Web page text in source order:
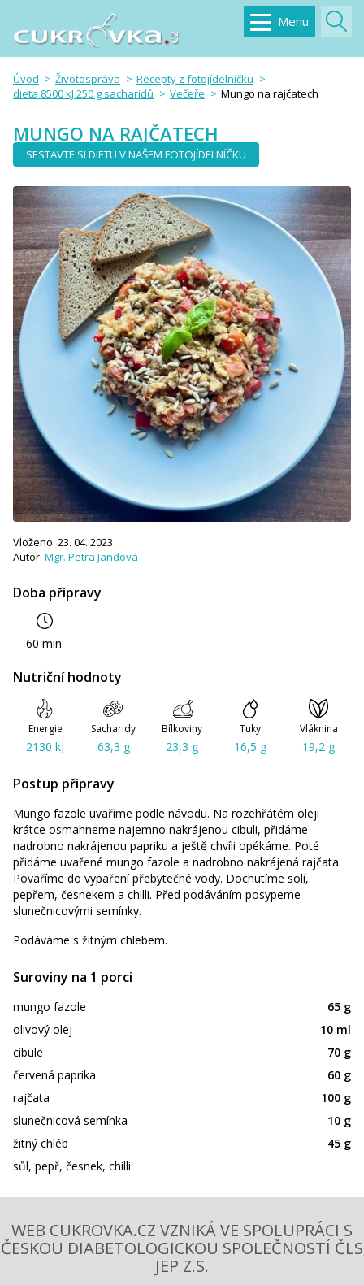
Menu
Úvod Životospráva
Recepty z fotojídelníčku
dieta 8500 kJ 250 g sacharidů
Večeře Mungo na rajčatech
MUNGO NA RAJČATECH
SESTAVTE SI DIETU V NAŠEM FOTOJÍDELNÍČKU
Doba přípravy
60 min.
Vloženo: 23. 04. 2023
Autor: Mgr. Petra Jandová
Nutriční hodnoty
Energie
2130 kJ
Sacharidy
63,3 g
Bílkoviny
23,3 g
Tuky
16,5 g
Vláknina
19,2 g
Postup přípravy
Mungo fazole uvaříme podle návodu. Na rozehřátém oleji
krátce osmahneme najemno nakrájenou cibuli, přidáme
nadrobno nakrájenou papriku a ještě chvíli opékáme. Poté
přidáme uvařené mungo fazole a nadrobno nakrájená rajčata.
Povaříme do vypaření přebytečné vody. Dochutíme solí,
pepřem, česnekem a chilli. Před podáváním posypeme
slunečnicovými semínky.
Podáváme s žitným chlebem.
Suroviny na 1 porci
mungo fazole
65 g
olivový olej
10 ml
cibule
70 g
červená paprika
60 g
rajčata
100 g
slunečnicová semínka
10 g
žitný chléb
45 g
sůl, pepř, česnek, chilli
WEB CUKROVKA.CZ VZNIKÁ VE SPOLUPRÁCI S
ČESKOU DIABETOLOGICKOU SPOLEČNOSTÍ ČLS
JEP Z.S.